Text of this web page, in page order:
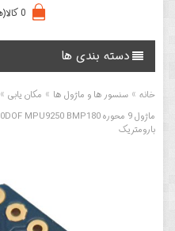
0 کالا(ها) - 0 تومان
دسته بندی ها
خانه » سنسور ها و ماژول ها » مکان یابی »
بارومتریک